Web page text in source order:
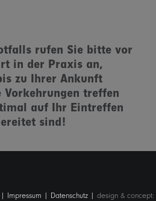
rufen Sie bitte vor
in der Praxis an,
zu Ihrer Ankunft
Vorkehrungen treffen
auf Ihr Eintreffen
sind!
Impressum | Datenschutz | design & concept: